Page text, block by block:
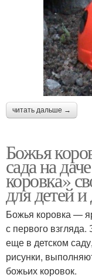
читать дальше →
Божья
сада на
коровка»
для детей и
Божья коровка —
с первого
еще в детском
рисунки,
божьих коровок.